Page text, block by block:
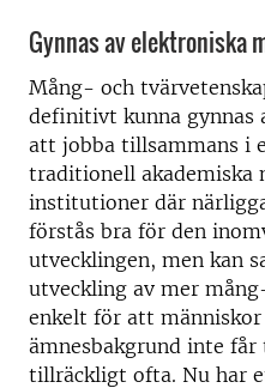
Gynnas av elektroniska
Mång- och
definitivt kunna gynnas
att jobba tillsammans i
traditionell akademiska
institutioner där
förstås bra för den
utvecklingen, men kan
utveckling av mer
enkelt för att
ämnesbakgrund inte
tillräckligt ofta. Nu har